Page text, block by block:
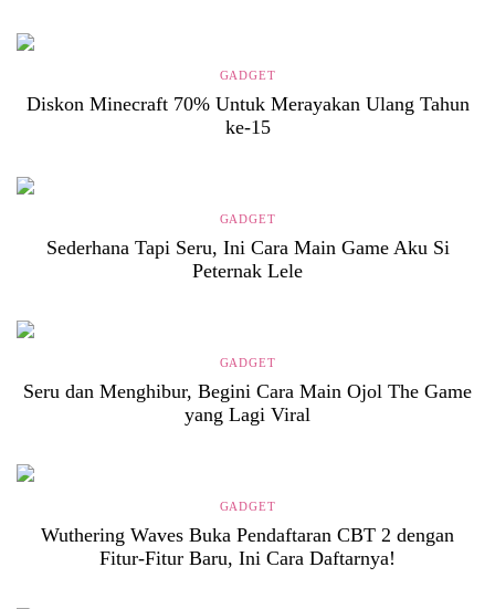
GADGET
Diskon Minecraft 70% Untuk Merayakan Ulang Tahun
ke-15
GADGET
Sederhana Tapi Seru, Ini Cara Main Game Aku Si
Peternak Lele
GADGET
Seru dan Menghibur, Begini Cara Main Ojol The Game
yang Lagi Viral
GADGET
Wuthering Waves Buka Pendaftaran CBT 2 dengan
Fitur-Fitur Baru, Ini Cara Daftarnya!